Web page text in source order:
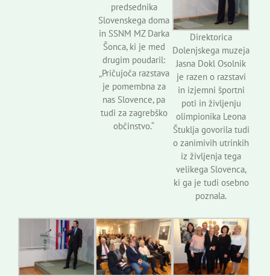
predsednika
Slovenskega doma
in SSNM MZ Darka
Šonca, ki je med
drugim poudaril:
„Pričujoča razstava
je pomembna za
nas Slovence, pa
tudi za zagrebško
občinstvo.“
Direktorica
Dolenjskega muzeja
Jasna Dokl Osolnik
je razen o razstavi
in izjemni športni
poti in življenju
olimpionika Leona
Štuklja govorila tudi
o zanimivih utrinkih
iz življenja tega
velikega Slovenca,
ki ga je tudi osebno
poznala.